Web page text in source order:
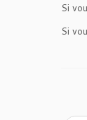
Si
Si